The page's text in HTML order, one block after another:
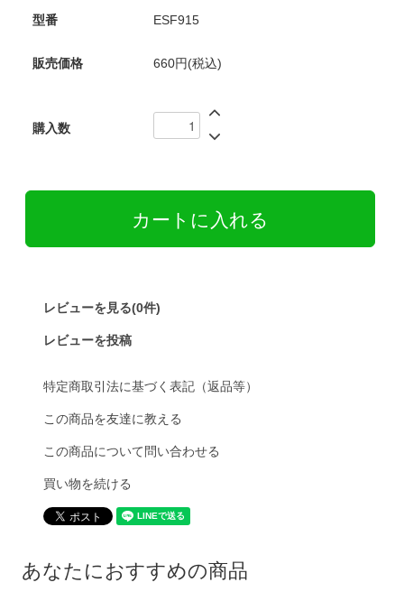
型番 ESF915
販売価格 660円(税込)
購入数
レビューを見る(0件)
レビューを投稿
特定商取引法に基づく表記（返品等）
この商品を友達に教える
この商品について問い合わせる
買い物を続ける
あなたにおすすめの商品